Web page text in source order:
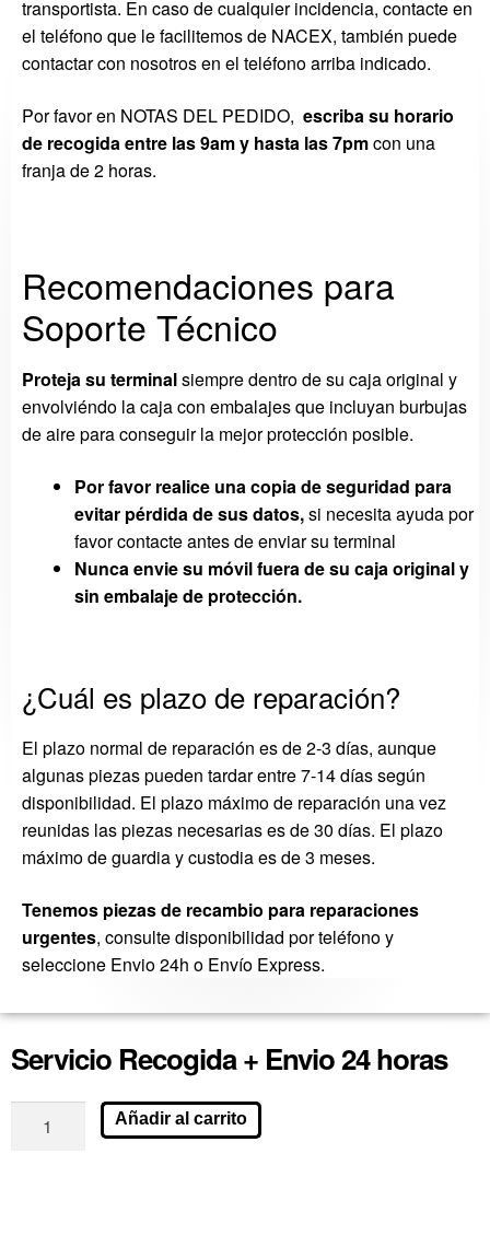
transportista. En caso de cualquier incidencia, contacte en
el teléfono que le facilitemos de NACEX, también puede
contactar con nosotros en el teléfono arriba indicado.
Por favor en NOTAS DEL PEDIDO, escriba su horario
de recogida entre las9am y hasta las 7pmcon una
franja de 2 horas.
Recomendaciones para
Soporte Técnico
Proteja su terminalsiempre dentro de su caja original y
envolviéndo la caja con embalajes que incluyan burbujas
de aire para conseguir la mejor protección posible.
Por favor realice una copia de seguridad para
evitar pérdida de sus datos,si necesita ayuda por
favor contacte antes de enviar su terminal
Nunca envie su móvil fuera de su caja original y
sin embalaje de protección.
¿Cuál es plazo de reparación?
El plazo normal de reparación es de 2-3 días, aunque
algunas piezas pueden tardar entre 7-14 días según
disponibilidad. El plazo máximo de reparación una vez
reunidas las piezas necesarias es de 30 días. El plazo
máximo de guardia y custodia es de 3 meses.
Tenemos piezas de recambio para reparaciones
urgentes, consulte disponibilidad por teléfono y
seleccione Envio 24h o Envío Express.
Servicio Recogida + Envio 24 horas
Añadir al carrito